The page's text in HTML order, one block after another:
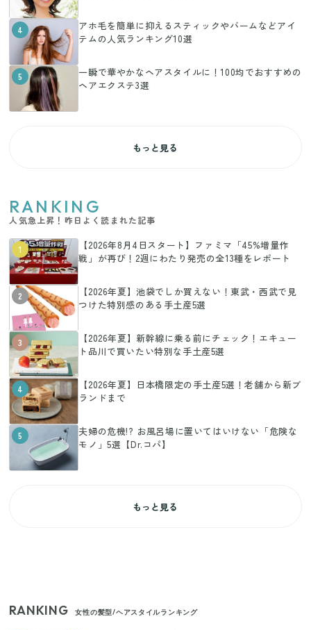
4
アホ毛を簡単に抑えるスティックやバームなどアイ
テムの人気ランキング10選
5
一瞬で華やかなヘアスタイルに！100均でおすすめの
ヘアエクステ3選
もっと見る
RANKING
人気急上昇！昨日よく読まれた記事
1
【2026年8月4日スタート】ファミマ「45%増量作
戦」が再び！2週にわたり発売の全13種をレポート
2
【2026年夏】池袋でしか買えない！東武・西武で見
つけた特別感のある手土産5選
3
【2026年夏】新幹線に乗る前にチェック！エキュー
ト品川で買いたい特別な手土産5選
4
【2026年夏】日本橋限定の手土産5選！老舗から新ブ
ランドまで
5
夫婦の危機!? お風呂場に置いてはいけない「危険な
モノ」5選【Dr.コパ】
もっと見る
RANKING 女性の髪型/ヘアスタイルランキング